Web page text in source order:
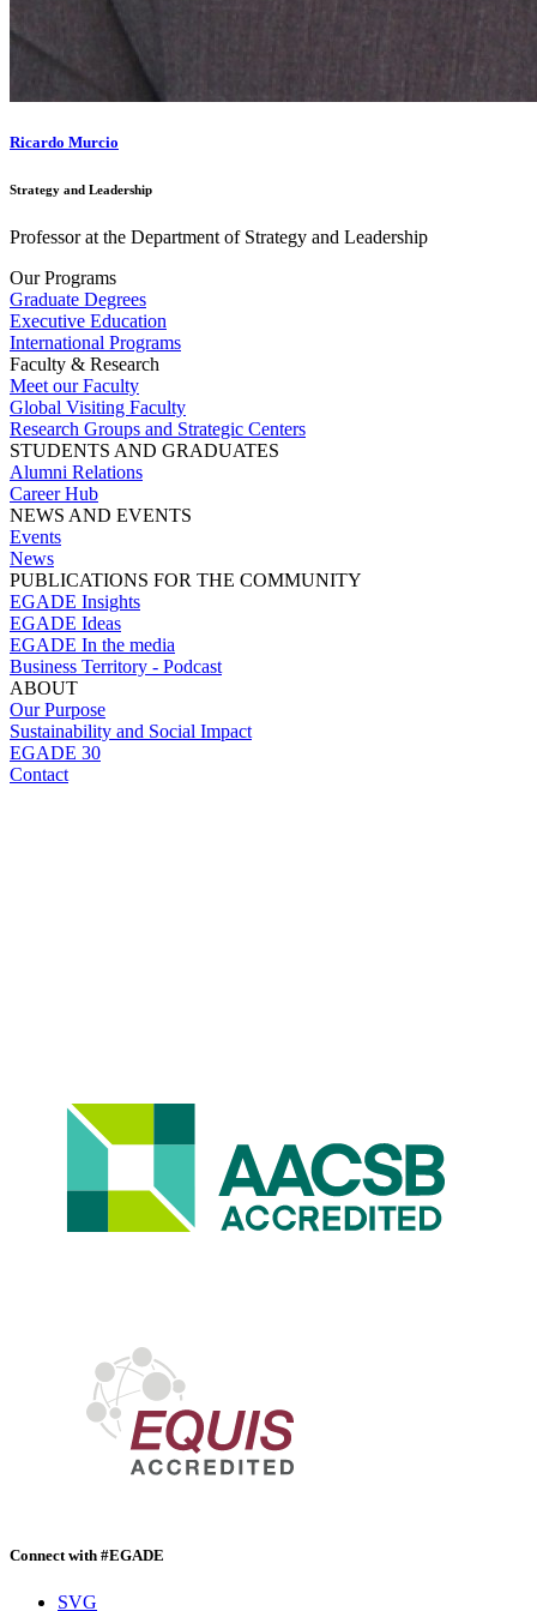
Ricardo Murcio
Strategy and Leadership
Professor at the Department of Strategy and Leadership
Our Programs
Graduate Degrees
Executive Education
International Programs
Faculty & Research
Meet our Faculty
Global Visiting Faculty
Research Groups and Strategic Centers
STUDENTS AND GRADUATES
Alumni Relations
Career Hub
NEWS AND EVENTS
Events
News
PUBLICATIONS FOR THE COMMUNITY
EGADE Insights
EGADE Ideas
EGADE In the media
Business Territory - Podcast
ABOUT
Our Purpose
Sustainability and Social Impact
EGADE 30
Contact
Connect with #EGADE
SVG